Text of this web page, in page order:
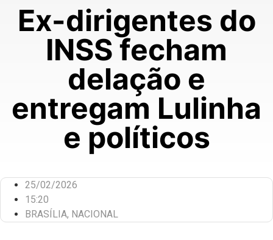
Ex-dirigentes do
INSS fecham
delação e
entregam Lulinha
e políticos
25/02/2026
15:20
BRASÍLIA, NACIONAL